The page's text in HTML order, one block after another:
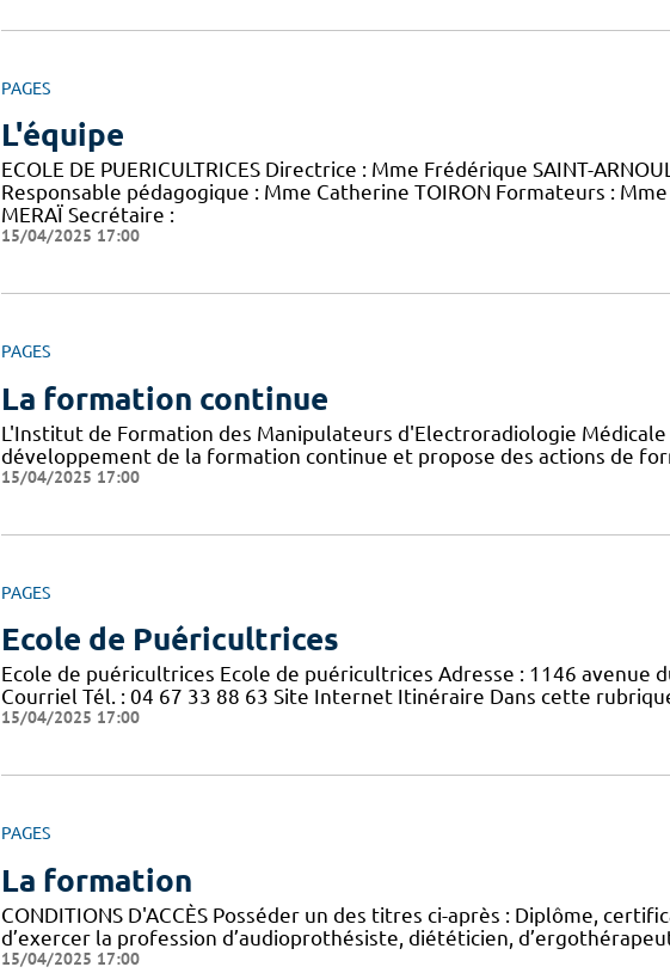
PAGES
L'équipe
ECOLE DE PUERICULTRICES Directrice : Mme Frédérique SAINT-
Responsable pédagogique : Mme Catherine TOIRON Formateurs :
MERAÏ Secrétaire :
15/04/2025 17:00
PAGES
La formation continue
L'Institut de Formation des Manipulateurs d'Electroradiologie
développement de la formation continue et propose des actions de
15/04/2025 17:00
PAGES
Ecole de Puéricultrices
Ecole de puéricultrices Ecole de puéricultrices Adresse : 1146 avenue
Courriel Tél. : 04 67 33 88 63 Site Internet Itinéraire Dans cette
15/04/2025 17:00
PAGES
La formation
CONDITIONS D'ACCÈS Posséder un des titres ci-après : Diplôme,
d’exercer la profession d’audioprothésiste, diététicien,
15/04/2025 17:00